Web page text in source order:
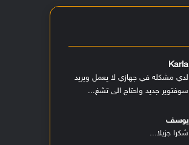
Karla
لدي مشكله في جهازي لا يعمل ويريد
سوفتوير جديد واحتاج الى تشغ...
يوسف
شكرا جزيلا...